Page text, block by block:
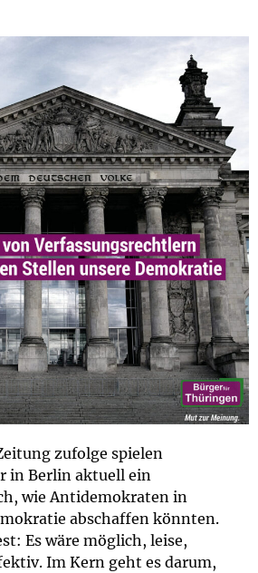
zufolge spielen
in Berlin aktuell ein
wie Antidemokraten in
abschaffen könnten.
Es wäre möglich, leise,
Im Kern geht es darum,